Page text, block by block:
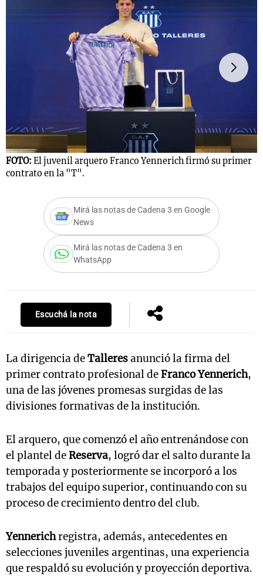
FOTO: El juvenil arquero Franco Yennerich firmó su primer
contrato en la "T".
Mirá las notas de Cadena 3 en Google
News
Mirá las notas de Cadena 3 en
WhatsApp
Escuchá la nota
La dirigencia deTalleresanunció la firma del
primer contrato profesional deFranco Yennerich,
una de las jóvenes promesas surgidas de las
divisiones formativas de la institución.
El arquero, que comenzó el año entrenándose con
el plantel deReserva, logró dar el salto durante la
temporada y posteriormente se incorporó a los
trabajos del equipo superior, continuando con su
proceso de crecimiento dentro del club.
Yennerichregistra, además, antecedentes en
selecciones juveniles argentinas, una experiencia
que respaldó su evolución y proyección deportiva.